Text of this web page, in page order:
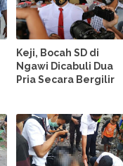
Keji, Bocah SD di
Ngawi Dicabuli Dua
Pria Secara Bergilir